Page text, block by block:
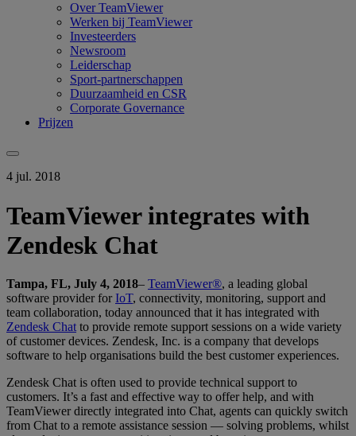
Over TeamViewer
Werken bij TeamViewer
Investeerders
Newsroom
Leiderschap
Sport-partnerschappen
Duurzaamheid en CSR
Corporate Governance
Prijzen
4 jul. 2018
TeamViewer integrates with
Zendesk Chat
Tampa, FL, July 4, 2018– TeamViewer®, a leading global
software provider forIoT, connectivity, monitoring, support and
team collaboration, today announced that it has integrated with
Zendesk Chat to provide remote support sessions on a wide variety
of customer devices. Zendesk, Inc. is a company that develops
software to help organisations build the best customer experiences.
Zendesk Chat is often used to provide technical support to
customers. It’s a fast and effective way to offer help, and with
TeamViewer directly integrated into Chat, agents can quickly switch
from Chat to a remote assistance session — solving problems, whilst